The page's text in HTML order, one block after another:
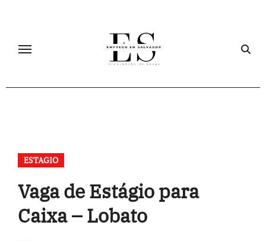
ESTAGIO
Vaga de Estágio para
Caixa – Lobato